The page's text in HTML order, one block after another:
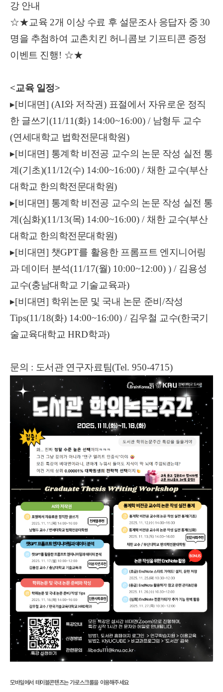
강 안내
☆★교육 2개 이상 수료 후 설문조사 응답자 중 30
명을 추첨하여 교촌치킨 허니콤보 기프티콘 증정
이벤트 진행! ☆★
<교육 일정>
▸[비대면] (AI와 저작권) 표절에서 자유로운 정직
한 글쓰기 (11/11(화) 14:00~16:00) / 남형두 교수
(연세대학교 법학전문대학원)
▸[비대면] 통계학 비전공 교수의 논문 작성 실전 통
계 (기초)(11/12(수) 14:00~16:00) / 채한 교수(부산
대학교 한의학전문대학원)
▸[비대면] 통계학 비전공 교수의 논문 작성 실전 통
계 (심화)(11/13(목) 14:00~16:00) / 채한 교수(부산
대학교 한의학전문대학원)
▸[비대면] 챗GPT를 활용한 프롬프트 엔지니어링
과 데이터 분석(11/17(월) 10:00~12:00) ) / 김용성
교수(충남대학교 기술교육과)
▸[비대면] 학위논문 및 국내 논문 준비 /작성
Tips(11/18(화) 14:00~16:00) / 김우철 교수(한국기
술교육대학교HRD학과)
문의 : 도서관 연구자료팀(Tel. 950-4715)